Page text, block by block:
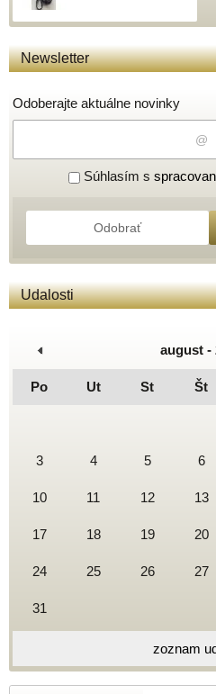
Newsletter
Odoberajte aktuálne novinky
Súhlasím s
Odobrať
Udalosti
august -
Po Ut St Št
3 4 5 6
10 11 12 13
17 18 19 20
24 25 26 27
31
zoznam